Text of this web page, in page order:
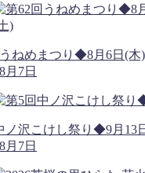
ねめまつり◆8月6日(木
月7日
ノ沢こけし祭り◆9月13
月7日